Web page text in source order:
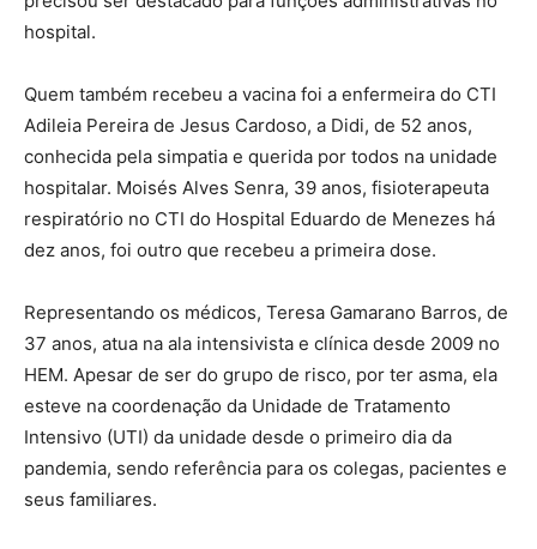
hospital.
Quem também recebeu a vacina foi a enfermeira do CTI
Adileia Pereira de Jesus Cardoso, a Didi, de 52 anos,
conhecida pela simpatia e querida por todos na unidade
hospitalar. Moisés Alves Senra, 39 anos, fisioterapeuta
respiratório no CTI do Hospital Eduardo de Menezes há
dez anos, foi outro que recebeu a primeira dose.
Representando os médicos, Teresa Gamarano Barros, de
37 anos, atua na ala intensivista e clínica desde 2009 no
HEM. Apesar de ser do grupo de risco, por ter asma, ela
esteve na coordenação da Unidade de Tratamento
Intensivo (UTI) da unidade desde o primeiro dia da
pandemia, sendo referência para os colegas, pacientes e
seus familiares.